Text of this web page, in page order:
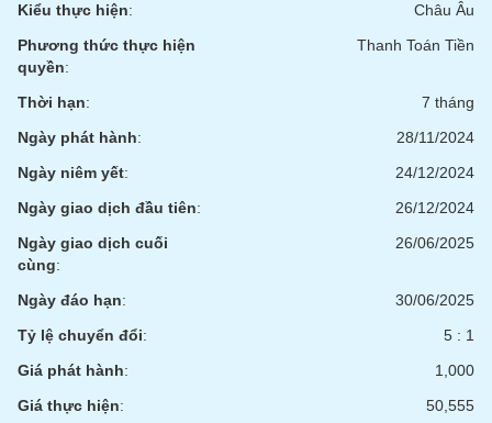
Kiểu thực hiện:
Châu Âu
Phương thức thực hiện
quyền:
Thanh Toán Tiền
Thời hạn:
7 tháng
Ngày phát hành:
28/11/2024
Ngày niêm yết:
24/12/2024
Ngày giao dịch đầu tiên:
26/12/2024
Ngày giao dịch cuối
cùng:
26/06/2025
Ngày đáo hạn:
30/06/2025
Tỷ lệ chuyển đổi:
5 : 1
Giá phát hành:
1,000
Giá thực hiện: 50,555